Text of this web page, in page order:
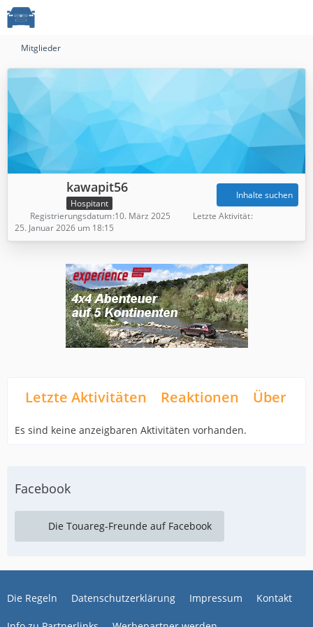
Mitglieder
kawapit56
Hospitant
Inhalte suchen
Registrierungsdatum 10. März 2025
Letzte Aktivität
25. Januar 2026 um 18:15
Letzte Aktivitäten Reaktionen Über
Es sind keine anzeigbaren Aktivitäten vorhanden.
Facebook
Die Touareg-Freunde auf Facebook
Die Regeln Datenschutzerklärung Impressum Kontakt